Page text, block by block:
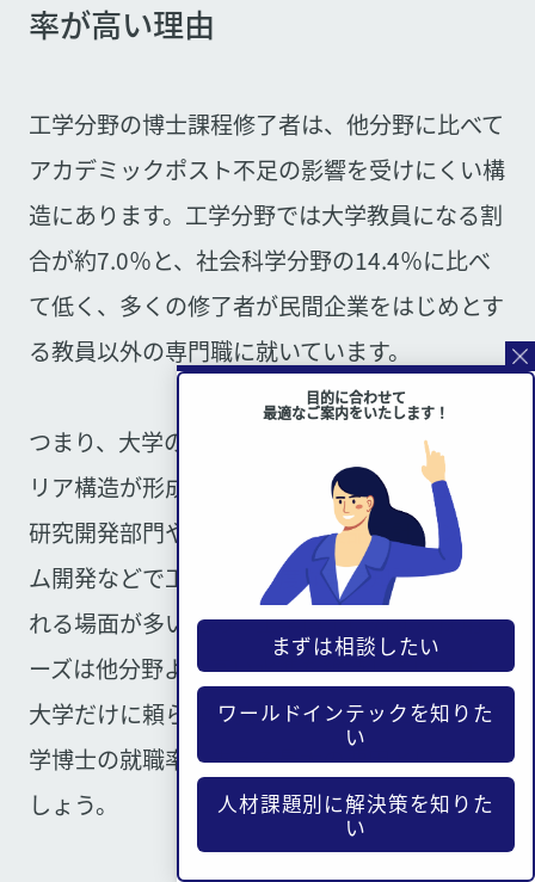
率が高い理由
工学分野の博士課程修了者は、他分野に比べて
アカデミックポスト不足の影響を受けにくい構
造にあります。工学分野では大学教員になる割
合が約7.0％と、社会科学分野の14.4％に比べ
て低く、多くの修了者が民間企業をはじめとす
る教員以外の専門職に就いています。
つまり、大学のポスト数に左右されにくいキャ
リア構造が形成されているのです。民間企業の
研究開発部門や技術職では、製品設計やシステ
ム開発などで工学系の高度な専門知識が求めら
れる場面が多いため、工学博士に対する採用ニ
ーズは他分野より高い水準を維持しています。
大学だけに頼らない就職先の広がりこそが、工
学博士の就職率を支える最大の要因といえるで
しょう。
目的に合わせて
最適なご案内をいたします！
まずは相談したい
ワールドインテックを知りた
い
人材課題別に解決策を知りた
い